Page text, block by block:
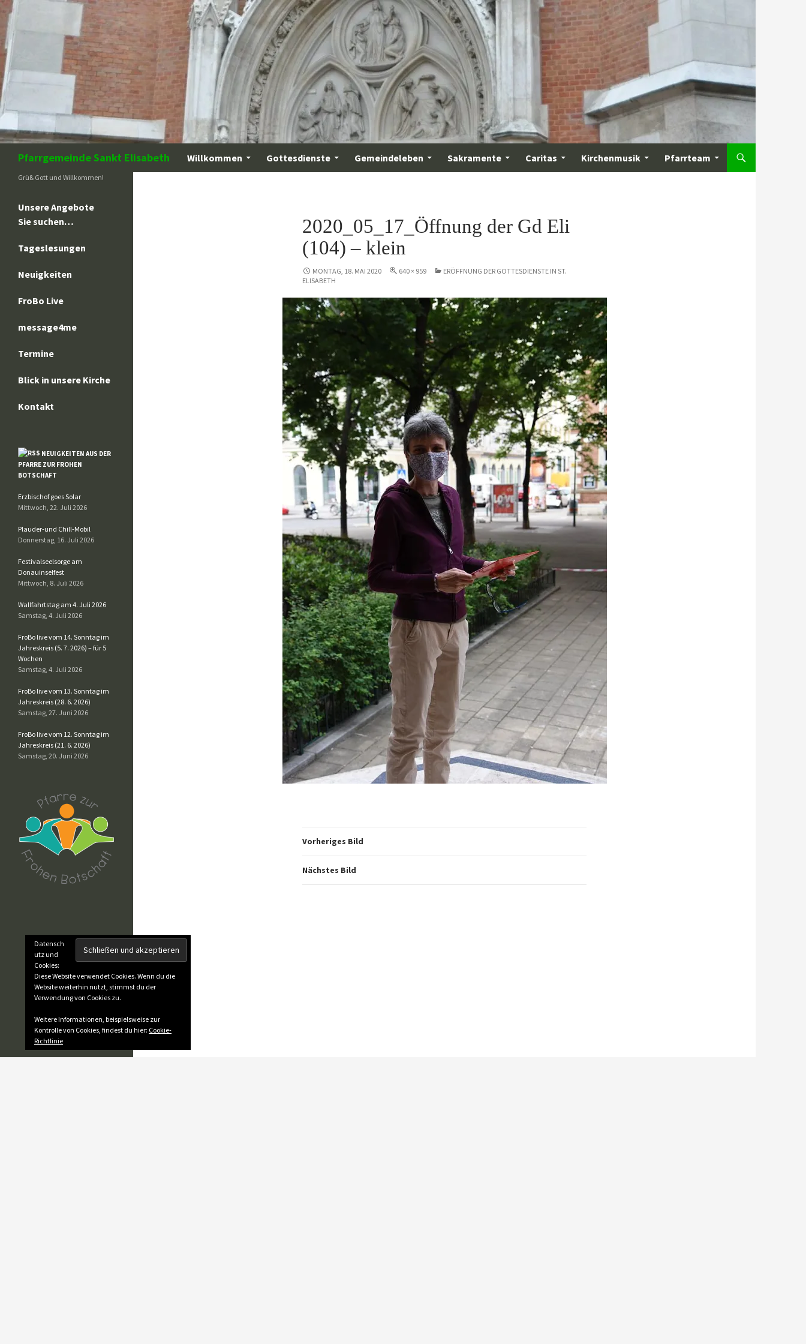
Zum
Inhalt
springen
Pfarrgemeinde Sankt Elisabeth Willkommen Gottesdienste Gemeindeleben Sakramente Caritas Kirchenmusik Pfarrteam
2020_05_17_Öffnung der Gd Eli
(104) – klein
MONTAG, 18. MAI 2020 640 × 959
ERÖFFNUNG DER GOTTESDIENSTE IN ST.
ELISABETH
Vorheriges Bild
Nächstes Bild
Grüß Gott und Willkommen!
Unsere Angebote
Sie suchen…
Tageslesungen
Neuigkeiten
FroBo Live
message4me
Termine
Blick in unsere Kirche
Kontakt
NEUIGKEITEN AUS DER
PFARRE ZUR FROHEN
BOTSCHAFT
Erzbischof goes Solar
Mittwoch, 22. Juli 2026
Plauder-und Chill-Mobil
Donnerstag, 16. Juli 2026
Festivalseelsorge am
Donauinselfest
Mittwoch, 8. Juli 2026
Wallfahrtstag am 4. Juli 2026
Samstag, 4. Juli 2026
FroBo live vom 14. Sonntag im
Jahreskreis (5. 7. 2026) – für 5
Wochen
Samstag, 4. Juli 2026
FroBo live vom 13. Sonntag im
Jahreskreis (28. 6. 2026)
Samstag, 27. Juni 2026
FroBo live vom 12. Sonntag im
Jahreskreis (21. 6. 2026)
Samstag, 20. Juni 2026
Datensch
utz und
Cookies:
Diese Website verwendet Cookies. Wenn du die
Website weiterhin nutzt, stimmst du der
Verwendung von Cookies zu.
Weitere Informationen, beispielsweise zur
Kontrolle von Cookies, findest du hier: Cookie-
Richtlinie